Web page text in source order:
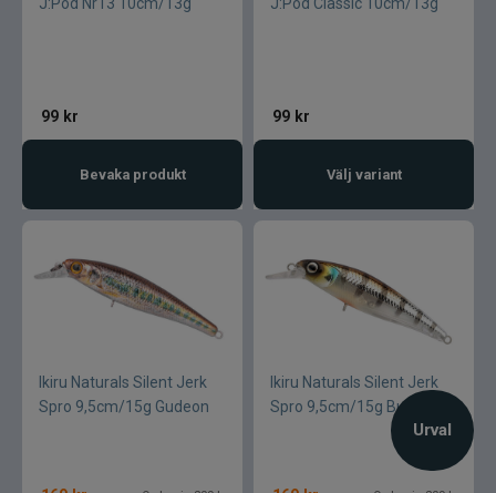
Urval
99 kr
Bevaka produkt
99 kr
Välj variant
Ikiru Naturals Silent Jerk
Spro 9,5cm/15g Gudeon
Ikiru Naturals Silent Jerk
Spro 9,5cm/15g Buzzer